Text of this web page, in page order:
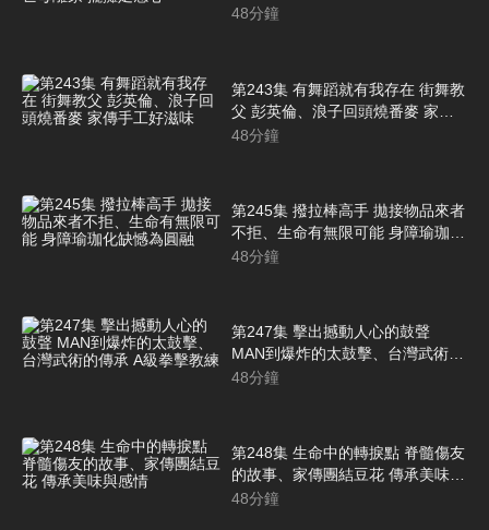
足感心
48分鐘
第243集 有舞蹈就有我存在 街舞教
父 彭英倫、浪子回頭燒番麥 家傳
手工好滋味
48分鐘
第245集 撥拉棒高手 拋接物品來者
不拒、生命有無限可能 身障瑜珈化
缺憾為圓融
48分鐘
第247集 擊出撼動人心的鼓聲
MAN到爆炸的太鼓擊、台灣武術的
傳承 A級拳擊教練
48分鐘
第248集 生命中的轉捩點 脊髓傷友
的故事、家傳團結豆花 傳承美味與
感情
48分鐘